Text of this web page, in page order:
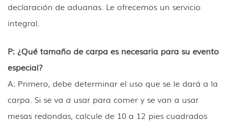
declaración de aduanas. Le ofrecemos un servicio
integral.
P: ¿Qué tamaño de carpa es necesaria para su evento
especial?
A: Primero, debe determinar el uso que se le dará a la
carpa. Si se va a usar para comer y se van a usar
mesas redondas, calcule de 10 a 12 pies cuadrados